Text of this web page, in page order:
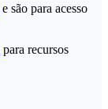
e são para acesso
para recursos